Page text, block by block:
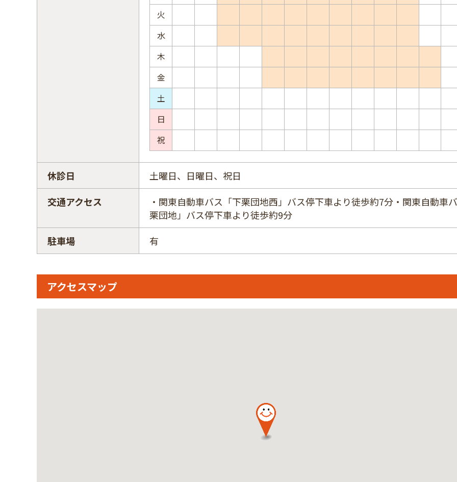
火
水
木
金
土
日
祝
休診日
土曜日、日曜日、祝日
交通アクセス
・関東自動車バス「下栗団地西」バス停下車より徒歩約7分・関東自動車
栗団地」バス停下車より徒歩約9分
駐車場
有
アクセスマップ